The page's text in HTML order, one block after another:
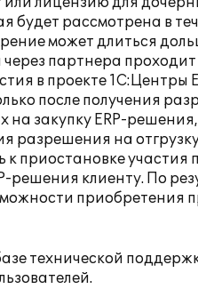
будет рассмотрена в
может длиться
партнера
в проекте 1С:Центры
после получения
закупку ERP-
разрешения на
приостановке участия
решения клиенту. По
приобретения
технической